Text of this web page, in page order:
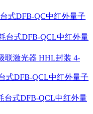
式DFB-QC中红外量子
台式DFB-QCL中红外量
联激光器 HHL封装 4-
式DFB-QCL中红外量子
台式DFB-QCL中红外量